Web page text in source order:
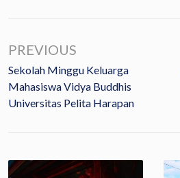
PREVIOUS
Sekolah Minggu Keluarga
Mahasiswa Vidya Buddhis
Universitas Pelita Harapan